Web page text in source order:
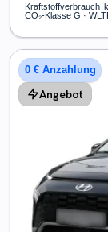
Kraftstoffverbrauch
CO₂-Klasse G ·
0 € Anzahlung
Angebot